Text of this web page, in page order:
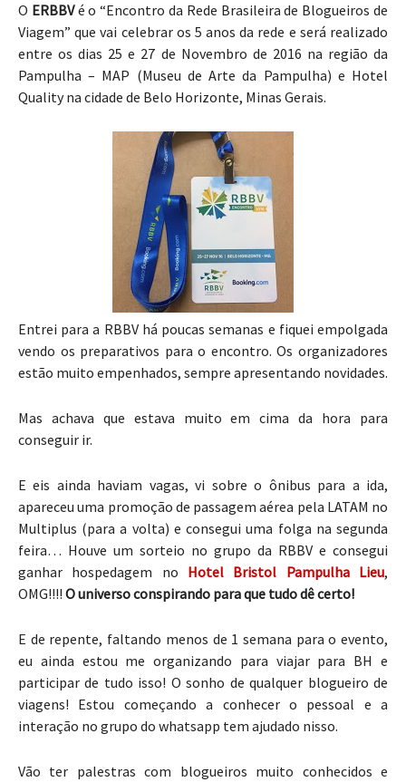
O ERBBVé o “Encontro da Rede Brasileira de Blogueiros de
Viagem” que vai celebrar os 5 anos da rede e será realizado
entre os dias 25 e 27 de Novembro de 2016 na região da
Pampulha – MAP (Museu de Arte da Pampulha) e Hotel
Quality na cidade de Belo Horizonte, Minas Gerais.
Entrei para a RBBV há poucas semanas e fiquei empolgada
vendo os preparativos para o encontro. Os organizadores
estão muito empenhados, sempre apresentando novidades.
Mas achava que estava muito em cima da hora para
conseguir ir.
E eis ainda haviam vagas, vi sobre o ônibus para a ida,
apareceu uma promoção de passagem aérea pela LATAM no
Multiplus (para a volta) e consegui uma folga na segunda
feira… Houve um sorteio no grupo da RBBV e consegui
ganhar hospedagem no Hotel Bristol Pampulha Lieu,
OMG!!!! O universo conspirando para que tudo dê certo!
E de repente, faltando menos de 1 semana para o evento,
eu ainda estou me organizando para viajar para BH e
participar de tudo isso! O sonho de qualquer blogueiro de
viagens! Estou começando a conhecer o pessoal e a
interação no grupo do whatsapp tem ajudado nisso.
Vão ter palestras com blogueiros muito conhecidos e